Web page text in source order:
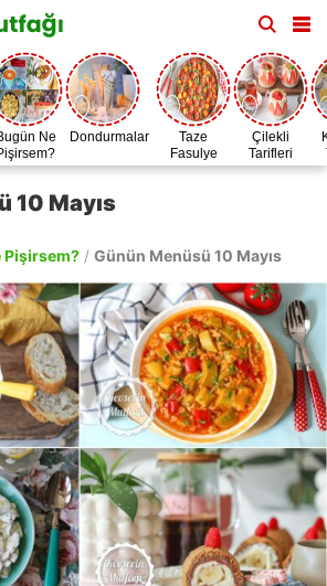
Ne
Dondurmalar
Taze
Fasulye
Zamanı
Çilekli
Tarifleri
10 Mayıs
Pişirsem? / Günün Menüsü 10 Mayıs